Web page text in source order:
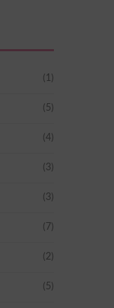
(1)
(5)
(4)
(3)
(3)
(7)
(2)
(5)